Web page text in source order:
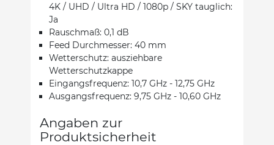
4K / UHD / Ultra HD / 1080p / SKY tauglich:
Ja
Rauschmaß: 0,1 dB
Feed Durchmesser: 40 mm
Wetterschutz: ausziehbare
Wetterschutzkappe
Eingangsfrequenz: 10,7 GHz - 12,75 GHz
Ausgangsfrequenz: 9,75 GHz - 10,60 GHz
Angaben zur
Produktsicherheit